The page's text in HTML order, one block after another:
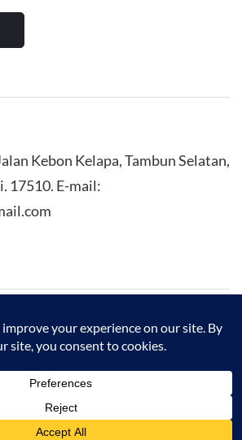
Kebon Kelapa, Tambun Selatan,
17510. E-mail:
Copyright (C) 2026